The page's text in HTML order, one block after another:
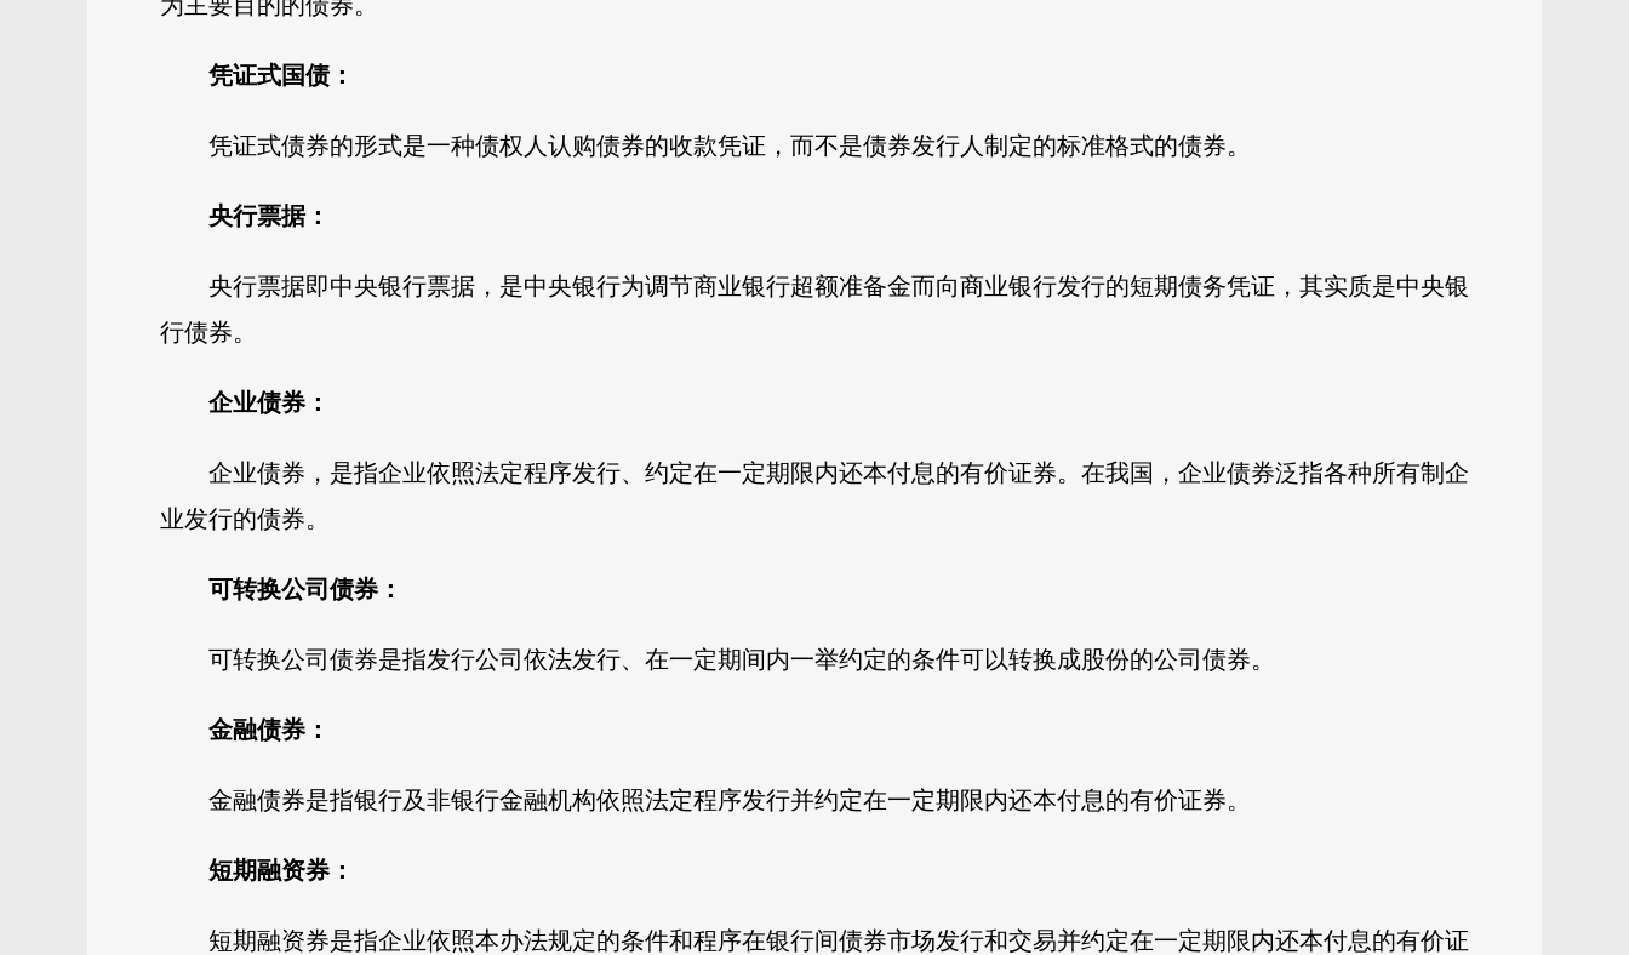
凭证式国债：
凭证式债券的形式是一种债权人认购债券的收款凭证，而不是债券发行人制定的标准格式的债券。
央行票据：
央行票据即中央银行票据，是中央银行为调节商业银行超额准备金而向商业银行发行的短期债务凭证，其实质是中央银
行债券。
企业债券：
企业债券，是指企业依照法定程序发行、约定在一定期限内还本付息的有价证券。在我国，企业债券泛指各种所有制企
业发行的债券。
可转换公司债券：
可转换公司债券是指发行公司依法发行、在一定期间内一举约定的条件可以转换成股份的公司债券。
金融债券：
金融债券是指银行及非银行金融机构依照法定程序发行并约定在一定期限内还本付息的有价证券。
短期融资券：
短期融资券是指企业依照本办法规定的条件和程序在银行间债券市场发行和交易并约定在一定期限内还本付息的有价证